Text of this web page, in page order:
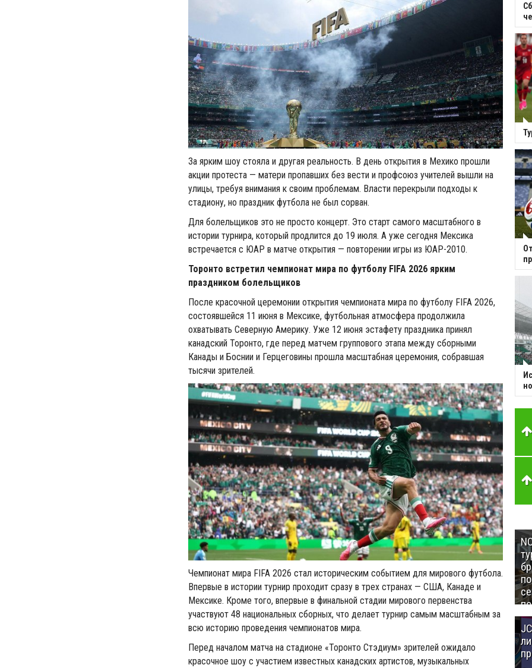
За ярким шоу стояла и другая реальность. В день открытия в Мехико прошли
акции протеста — матери пропавших без вести и профсоюз учителей вышли на
улицы, требуя внимания к своим проблемам. Власти перекрыли подходы к
стадиону, но праздник футбола не был сорван.
Для болельщиков это не просто концерт. Это старт самого масштабного в
истории турнира, который продлится до 19 июля. А уже сегодня Мексика
встречается с ЮАР в матче открытия — повторении игры из ЮАР-2010.
Торонто встретил чемпионат мира по футболу FIFA 2026 ярким
праздником болельщиков
После красочной церемонии открытия чемпионата мира по футболу FIFA 2026,
состоявшейся 11 июня в Мексике, футбольная атмосфера продолжила
охватывать Северную Америку. Уже 12 июня эстафету праздника принял
канадский Торонто, где перед матчем группового этапа между сборными
Канады и Боснии и Герцеговины прошла масштабная церемония, собравшая
тысячи зрителей.
Чемпионат мира FIFA 2026 стал историческим событием для мирового футбола.
Впервые в истории турнир проходит сразу в трех странах — США, Канаде и
Мексике. Кроме того, впервые в финальной стадии мирового первенства
участвуют 48 национальных сборных, что делает турнир самым масштабным за
всю историю проведения чемпионатов мира.
Перед началом матча на стадионе «Торонто Стэдиум» зрителей ожидало
красочное шоу с участием известных канадских артистов, музыкальных